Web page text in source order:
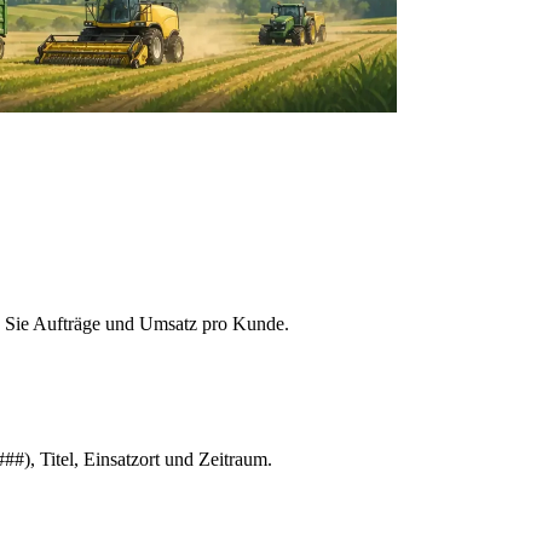
Aufträge und Umsatz pro Kunde.
Titel, Einsatzort und Zeitraum.